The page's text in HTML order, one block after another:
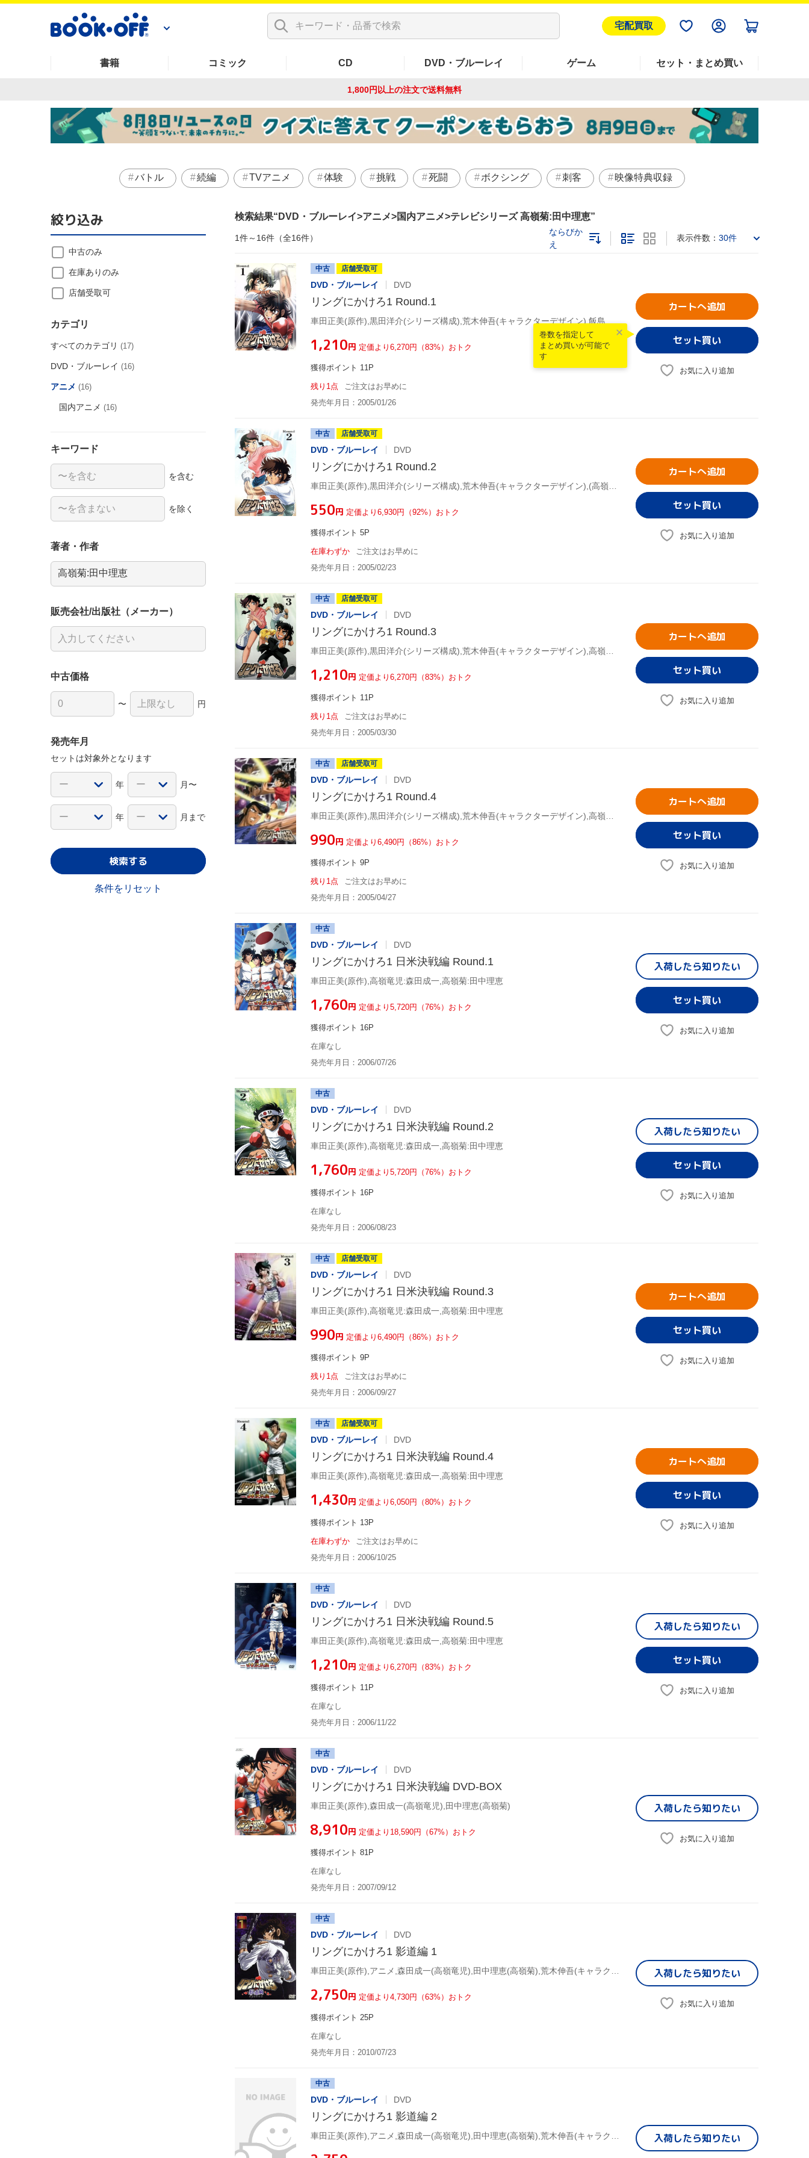
宅配買取
書籍 コミック CD DVD・ブルーレイ ゲーム セット・まとめ買い
1,800円以上の注文で送料無料
バトル 続編 TVアニメ 体験 挑戦 死闘 ボクシング 刺客 映像特典収録
検索結果 DVD・ブルーレイ>アニメ>国内アニメ>テレビシリーズ 高嶺菊:田中理恵
1件～16件（全16件）
ならびか
え
表示件数： 30件
中古 店舗受取可
DVD・ブルーレイ DVD
リングにかけろ1 Round.1
¥1,210円 定価より6,270円（83%）おトク
獲得ポイント 11P
残り1点
ご注文はお早めに
発売年月日：2005/01/26
カートへ追加
巻数を指定して
まとめ買いが可能で
す
お気に入り追加
中古 店舗受取可
DVD・ブルーレイ DVD
リングにかけろ1 Round.2
¥550円 定価より6,930円（92%）おトク
獲得ポイント 5P
在庫わずか
ご注文はお早めに
発売年月日：2005/02/23
カートへ追加
お気に入り追加
中古 店舗受取可
DVD・ブルーレイ DVD
リングにかけろ1 Round.3
¥1,210円 定価より6,270円（83%）おトク
獲得ポイント 11P
残り1点
ご注文はお早めに
発売年月日：2005/03/30
カートへ追加
お気に入り追加
中古 店舗受取可
DVD・ブルーレイ DVD
リングにかけろ1 Round.4
¥990円 定価より6,490円（86%）おトク
獲得ポイント 9P
残り1点
ご注文はお早めに
発売年月日：2005/04/27
カートへ追加
お気に入り追加
中古
DVD・ブルーレイ DVD
リングにかけろ1 日米決戦編 Round.1
車田正美(原作),高嶺竜児:森田成一,高嶺菊:田中理恵
¥1,760円 定価より5,720円（76%）おトク
獲得ポイント 16P
在庫なし
発売年月日：2006/07/26
入荷したら知りたい
お気に入り追加
中古
DVD・ブルーレイ DVD
リングにかけろ1 日米決戦編 Round.2
車田正美(原作),高嶺竜児:森田成一,高嶺菊:田中理恵
¥1,760円 定価より5,720円（76%）おトク
獲得ポイント 16P
在庫なし
発売年月日：2006/08/23
入荷したら知りたい
お気に入り追加
中古 店舗受取可
DVD・ブルーレイ DVD
リングにかけろ1 日米決戦編 Round.3
車田正美(原作),高嶺竜児:森田成一,高嶺菊:田中理恵
¥990円 定価より6,490円（86%）おトク
獲得ポイント 9P
残り1点
ご注文はお早めに
発売年月日：2006/09/27
カートへ追加
お気に入り追加
中古 店舗受取可
DVD・ブルーレイ DVD
リングにかけろ1 日米決戦編 Round.4
車田正美(原作),高嶺竜児:森田成一,高嶺菊:田中理恵
¥1,430円 定価より6,050円（80%）おトク
獲得ポイント 13P
在庫わずか
ご注文はお早めに
発売年月日：2006/10/25
カートへ追加
お気に入り追加
中古
DVD・ブルーレイ DVD
リングにかけろ1 日米決戦編 Round.5
車田正美(原作),高嶺竜児:森田成一,高嶺菊:田中理恵
¥1,210円 定価より6,270円（83%）おトク
獲得ポイント 11P
在庫なし
発売年月日：2006/11/22
入荷したら知りたい
お気に入り追加
中古
DVD・ブルーレイ DVD
リングにかけろ1 日米決戦編 DVD-BOX
車田正美(原作),森田成一(高嶺竜児),田中理恵(高嶺菊)
¥8,910円 定価より18,590円（67%）おトク
獲得ポイント 81P
在庫なし
発売年月日：2007/09/12
入荷したら知りたい
お気に入り追加
中古
DVD・ブルーレイ DVD
リングにかけろ1 影道編 1
¥2,750円 定価より4,730円（63%）おトク
獲得ポイント 25P
在庫なし
発売年月日：2010/07/23
入荷したら知りたい
お気に入り追加
中古
DVD・ブルーレイ DVD
リングにかけろ1 影道編 2
入荷したら知りたい
絞り込み
中古のみ
在庫ありのみ
店舗受取可
カテゴリ
すべてのカテゴリ (17)
DVD・ブルーレイ (16)
アニメ (16)
国内アニメ (16)
キーワード
を含む
を除く
著者・作者
販売会社/出版社（メーカー）
中古価格
〜 円
発売年月
セットは対象外となります
年 月〜
年 月まで
検索する
条件をリセット